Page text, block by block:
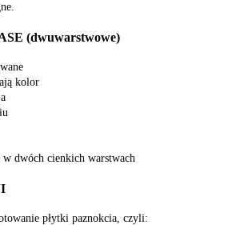
(dwuwarstwowe)
kolor
w dwóch cienkich warstwach
płytki paznokcia, czyli: